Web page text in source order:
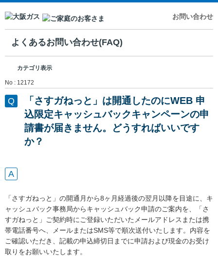
お問い合わせ
よくあるお問い合わせ(FAQ)
カテゴリ表示
No : 12172
「さすガねっと」は開通したのにWEB 申
込限定キャッシュバックキャンペーンの申
請書が届きません。どうすればいいです
か？
「さすガねっと」の開通月から8ヶ月経過後の翌月以降を目途に、キ
ャッシュバック事務局からキャッシュバック申請のご案内を、「さ
すガねっと」ご契約時にご登録いただいたメールアドレスまたは携
帯電話番号へ、メールまたはSMS等で順次送付いたします。内容を
ご確認いただき、記載の申込締切日までに申請および現金のお受け
取りをお願いいたします。